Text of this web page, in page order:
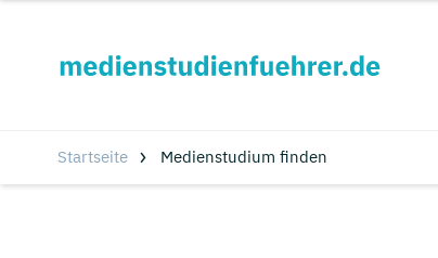
Startseite Medienstudium finden